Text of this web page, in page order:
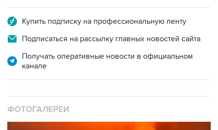
Подписаться на рассылку главных новостей сайта
Получать оперативные новости в официальном